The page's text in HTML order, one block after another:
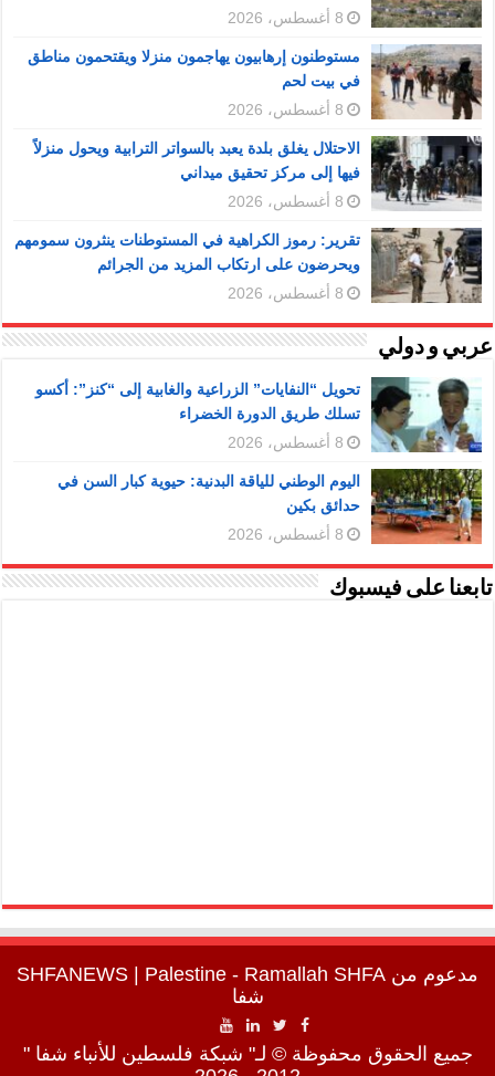
8 أغسطس، 2026
مستوطنون إرهابيون يهاجمون منزلا ويقتحمون مناطق
في بيت لحم
8 أغسطس، 2026
الاحتلال يغلق بلدة يعبد بالسواتر الترابية ويحول منزلاً
فيها إلى مركز تحقيق ميداني
8 أغسطس، 2026
تقرير: رموز الكراهية في المستوطنات ينثرون سمومهم
ويحرضون على ارتكاب المزيد من الجرائم
8 أغسطس، 2026
عربي و دولي
تحويل “النفايات” الزراعية والغابية إلى “كنز”: أكسو
تسلك طريق الدورة الخضراء
8 أغسطس، 2026
اليوم الوطني للياقة البدنية: حيوية كبار السن في
حدائق بكين
8 أغسطس، 2026
تابعنا على فيسبوك
مدعوم من SHFANEWS | Palestine - Ramallah SHFA
شفا
جميع الحقوق محفوظة © لـ" شبكة فلسطين للأنباء شفا "